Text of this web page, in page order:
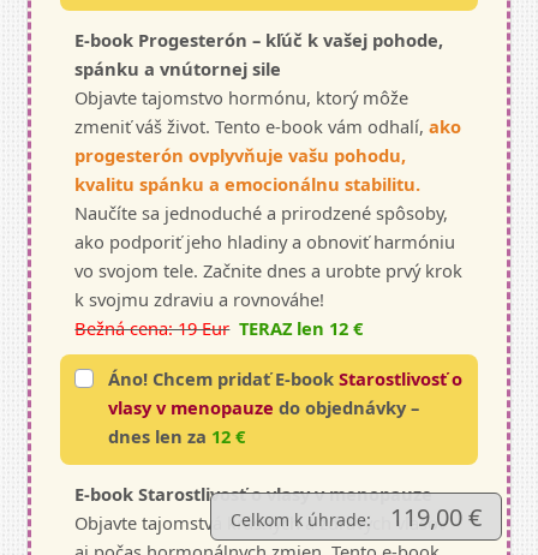
E-book Progesterón – kľúč k vašej pohode,
spánku a vnútornej sile
Objavte tajomstvo hormónu, ktorý môže
zmeniť váš život. Tento e-book vám odhalí, ako
progesterón ovplyvňuje vašu pohodu,
kvalitu spánku a emocionálnu stabilitu.
Naučíte sa jednoduché a prirodzené spôsoby,
ako podporiť jeho hladiny a obnoviť harmóniu
vo svojom tele. Začnite dnes a urobte prvý krok
k svojmu zdraviu a rovnováhe!
Bežná cena: 19 Eur TERAZ len 12 €
Áno! Chcem pridať E-bookStarostlivosť o
vlasy v menopauzedo objednávky –
dnes len za 12 €
E-book Starostlivosť o vlasy v menopauze
Objavte tajomstvá krásnych a zdravých vlasov
Celkom k úhrade: 119,00 €